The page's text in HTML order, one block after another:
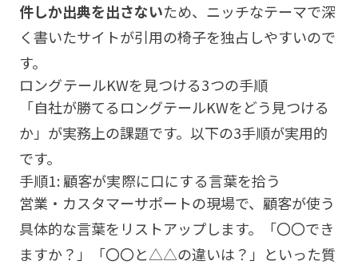
件しか出典を出さないため、ニッチなテーマで深
く書いたサイトが引用の椅子を独占しやすいので
す。
ロングテールKWを見つける3つの手順
「自社が勝てるロングテールKWをどう見つける
か」が実務上の課題です。以下の3手順が実用的
です。
手順1: 顧客が実際に口にする言葉を拾う
営業・カスタマーサポートの現場で、顧客が使う
具体的な言葉をリストアップします。「〇〇でき
ますか？」「〇〇と△△の違いは？」といった質